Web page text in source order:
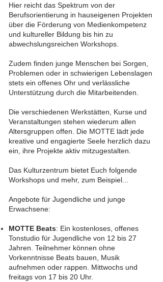
Hier reicht das Spektrum von der
Berufsorientierung in hauseigenen Projekten
über die Förderung von Medienkompetenz
und kultureller Bildung bis hin zu
abwechslungsreichen Workshops.
Zudem finden junge Menschen bei Sorgen,
Problemen oder in schwierigen Lebenslagen
stets ein offenes Ohr und verlässliche
Unterstützung durch die Mitarbeitenden.
Die verschiedenen Werkstätten, Kurse und
Veranstaltungen stehen wiederum allen
Altersgruppen offen. Die MOTTE lädt jede
kreative und engagierte Seele herzlich dazu
ein, ihre Projekte aktiv mitzugestalten.
Das Kulturzentrum bietet Euch folgende
Workshops und mehr, zum Beispiel...
Angebote für Jugendliche und junge
Erwachsene:
MOTTE Beats: Ein kostenloses, offenes
Tonstudio für Jugendliche von 12 bis 27
Jahren. Teilnehmer können ohne
Vorkenntnisse Beats bauen, Musik
aufnehmen oder rappen. Mittwochs und
freitags von 17 bis 20 Uhr.